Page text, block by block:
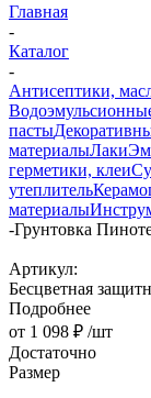
Главная
-
Каталог
-
Антисептики,
пасты
материалыЛаки
герметики, клеи
утеплитель
материалы
-Грунтовка
Артикул:
Бесцветная
Подробнее
от 1 098 ₽ /шт
Достаточно
Размер